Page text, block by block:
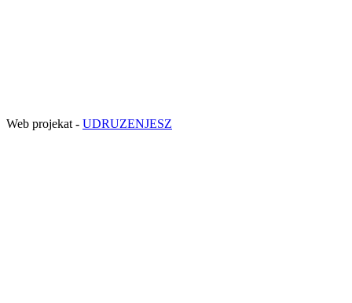
Web projekat - UDRUZENJESZ